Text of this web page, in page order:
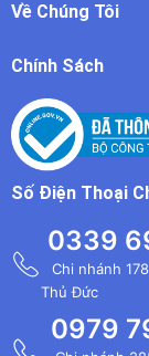
Về Chúng Tôi
Chính Sách
Số Điện Thoại
0339
Chi nhánh
Thủ Đức
0979